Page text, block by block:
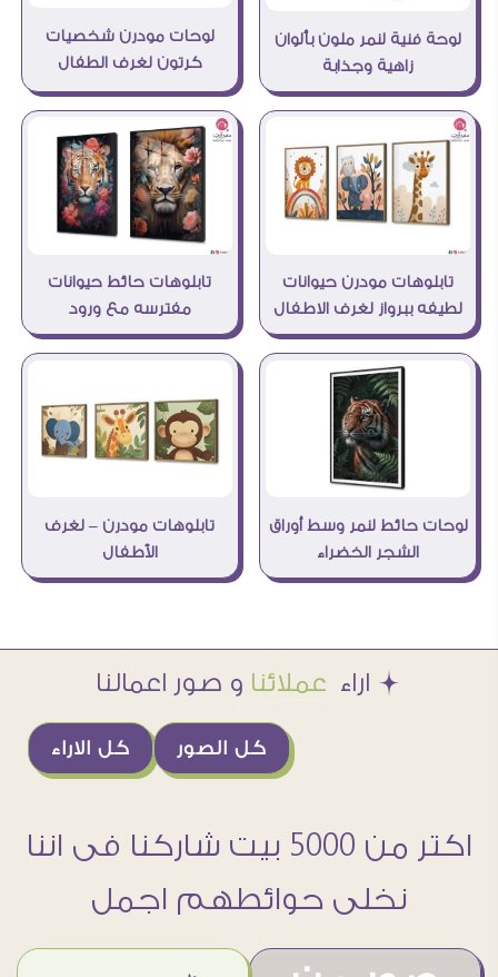
لوحة فنية لنمر ملون بألوان
زاهية وجذابة
لوحات مودرن شخصيات
كرتون لغرف الطفال
تابلوهات مودرن حيوانات
لطيفه ببرواز لغرف الاطفال
تابلوهات حائط حيوانات
مفترسه مع ورود
لوحات حائط لنمر وسط أوراق
الشجر الخضراء
تابلوهات مودرن – لغرف
الأطفال
Æ اراء عملائنا و صور اعمالنا
كل الاراء كل الصور
اكتر من 5000 بيت شاركنا فى اننا
نخلى حوائطهم اجمل